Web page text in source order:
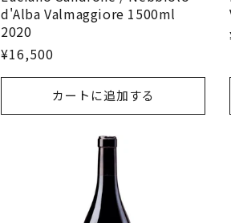
d'Alba Valmaggiore 1500ml
2020
¥16,500
カートに追加する